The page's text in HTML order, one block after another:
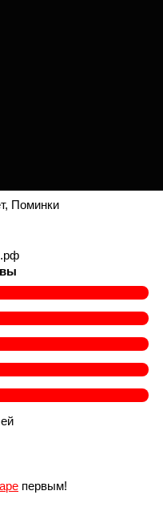
одноразовая
Москве (стоимость
Поминки
первым!